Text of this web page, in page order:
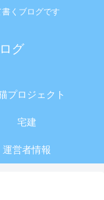
くブログです
グ
プロジェクト
宅建
運営者情報